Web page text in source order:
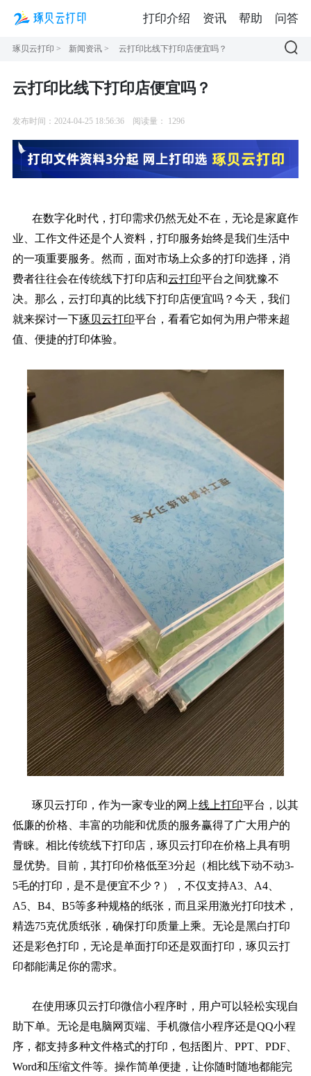
琢贝云打印 > 新闻资讯 > 云打印比线下打印店便宜吗？
云打印比线下打印店便宜吗？
发布时间：2024-04-25 18:56:36 阅读量： 1296
在数字化时代，打印需求仍然无处不在，无论是家庭作
业、工作文件还是个人资料，打印服务始终是我们生活中
的一项重要服务。然而，面对市场上众多的打印选择，消
费者往往会在传统线下打印店和云打印平台之间犹豫不
决。那么，云打印真的比线下打印店便宜吗？今天，我们
就来探讨一下琢贝云打印平台，看看它如何为用户带来超
值、便捷的打印体验。
琢贝云打印，作为一家专业的网上线上打印平台，以其
低廉的价格、丰富的功能和优质的服务赢得了广大用户的
青睐。相比传统线下打印店，琢贝云打印在价格上具有明
显优势。目前，其打印价格低至3分起（相比线下动不动3-
5毛的打印，是不是便宜不少？），不仅支持A3、A4、
A5、B4、B5等多种规格的纸张，而且采用激光打印技术，
精选75克优质纸张，确保打印质量上乘。无论是黑白打印
还是彩色打印，无论是单面打印还是双面打印，琢贝云打
印都能满足你的需求。
在使用琢贝云打印微信小程序时，用户可以轻松实现自
助下单。无论是电脑网页端、手机微信小程序还是QQ小程
序，都支持多种文件格式的打印，包括图片、PPT、PDF、
Word和压缩文件等。操作简单便捷，让你随时随地都能完
打印介绍 资讯 帮助 问答